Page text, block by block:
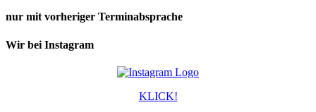
nur mit vorheriger Terminabsprache
Wir bei Instagram
KLICK!